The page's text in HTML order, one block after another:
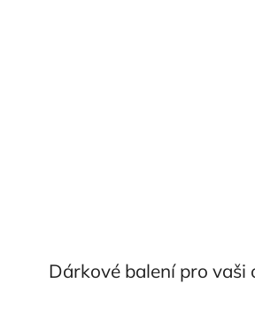
Dárkové balení pro vaši